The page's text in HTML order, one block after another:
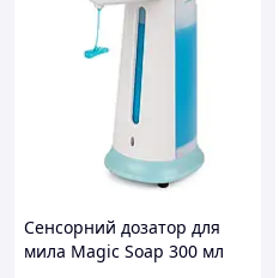
Сенсорний дозатор для
мила Magic Soap 300 мл